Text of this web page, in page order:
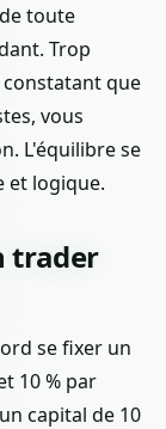
toute
Trop
que
vous
L'équilibre se
et logique.
trader
se fixer un
10 % par
capital de 10